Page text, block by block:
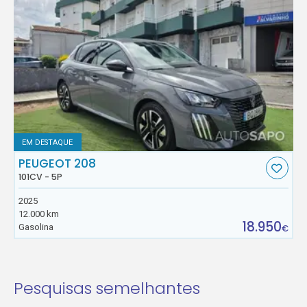
EM DESTAQUE
PEUGEOT 208
101CV - 5P
2025
12.000 km
Gasolina
18.950€
Pesquisas semelhantes